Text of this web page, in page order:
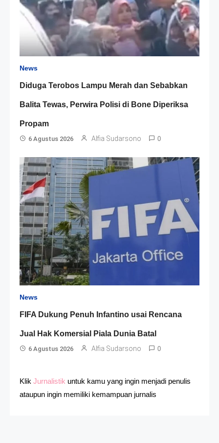
News
Diduga Terobos Lampu Merah dan Sebabkan
Balita Tewas, Perwira Polisi di Bone Diperiksa
Propam
6 Agustus 2026 Alfia Sudarsono 0
News
FIFA Dukung Penuh Infantino usai Rencana
Jual Hak Komersial Piala Dunia Batal
6 Agustus 2026 Alfia Sudarsono 0
Klik Jurnalistik untuk kamu yang ingin menjadi penulis
ataupun ingin memiliki kemampuan jurnalis